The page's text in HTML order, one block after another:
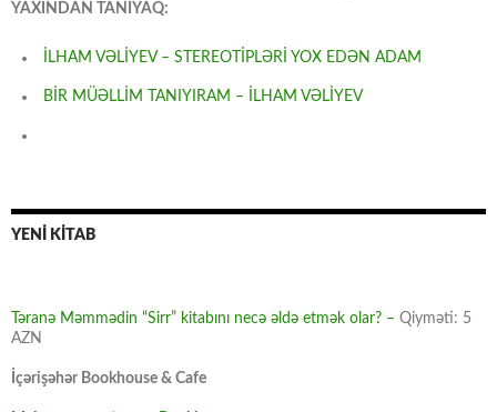
YAXINDAN TANIYAQ:
İLHAM VƏLİYEV – STEREOTİPLƏRİ YOX EDƏN ADAM
BİR MÜƏLLİM TANIYIRAM – İLHAM VƏLİYEV
YENİ KİTAB
Təranə Məmmədin “Sirr” kitabını necə əldə etmək olar? – Qiyməti: 5
AZN
İçərişəhər Bookhouse & Cafe